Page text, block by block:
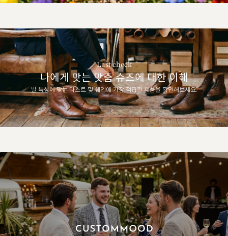
Last check
나에게 맞는 맞춤 슈즈에 대한 이해
발 특성에 맞는 라스트 및 쉐입에 가장 적합한 제품을 확인해보세요.